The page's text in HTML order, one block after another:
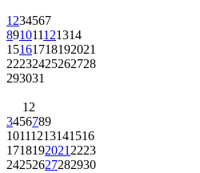
1 234567
891011121314
15161718192021
22232425262728
293031
1 2
3456789
10111213141516
1718192021 2223
24252627282930